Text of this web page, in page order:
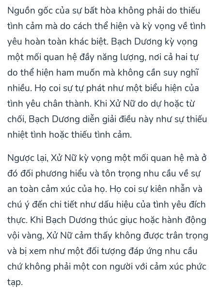
Nguồn gốc của sự bất hòa không phải do thiếu
tình cảm mà do cách thể hiện và kỳ vọng về tình
yêu hoàn toàn khác biệt. Bạch Dương kỳ vọng
một mối quan hệ đầy năng lượng, nơi cả hai tự
do thể hiện ham muốn mà không cần suy nghĩ
nhiều. Họ coi sự tự phát như một biểu hiện của
tình yêu chân thành. Khi Xử Nữ do dự hoặc từ
chối, Bạch Dương diễn giải điều này như sự thiếu
nhiệt tình hoặc thiếu tình cảm.
Ngược lại, Xử Nữ kỳ vọng một mối quan hệ mà ở
đó đối phương hiểu và tôn trọng nhu cầu về sự
an toàn cảm xúc của họ. Họ coi sự kiên nhẫn và
chú ý đến chi tiết như dấu hiệu của tình yêu đích
thực. Khi Bạch Dương thúc giục hoặc hành động
vội vàng, Xử Nữ cảm thấy không được trân trọng
và bị xem như một đối tượng đáp ứng nhu cầu
chứ không phải một con người với cảm xúc phức
tạp.